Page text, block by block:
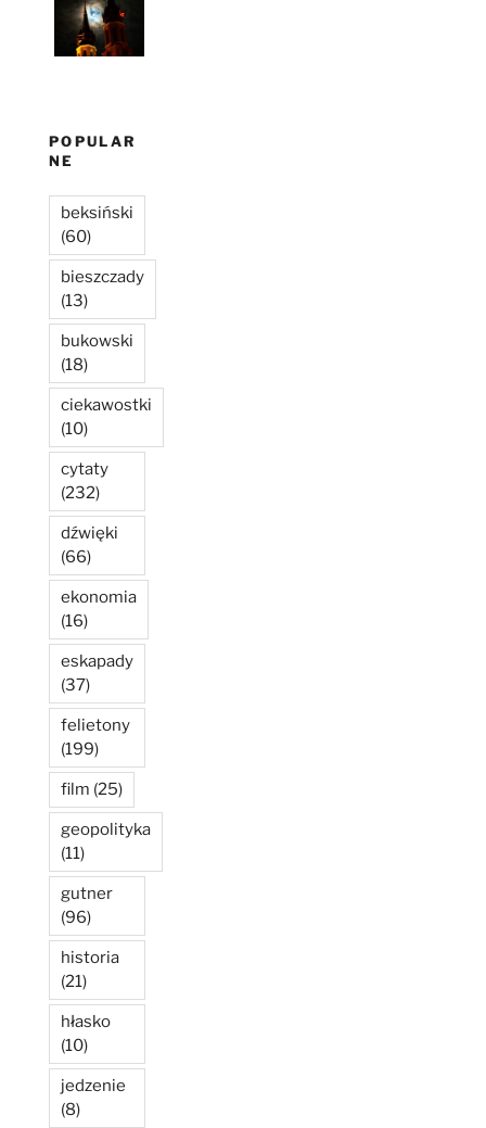
POPULAR
NE
beksiński
(60)
bieszczady
(13)
bukowski
(18)
ciekawostki
(10)
cytaty
(232)
dźwięki
(66)
ekonomia
(16)
eskapady
(37)
felietony
(199)
film (25)
geopolityka
(11)
gutner
(96)
historia
(21)
hłasko
(10)
jedzenie
(8)